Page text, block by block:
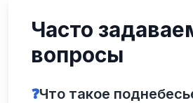
Часто
вопросы
❓Что такое